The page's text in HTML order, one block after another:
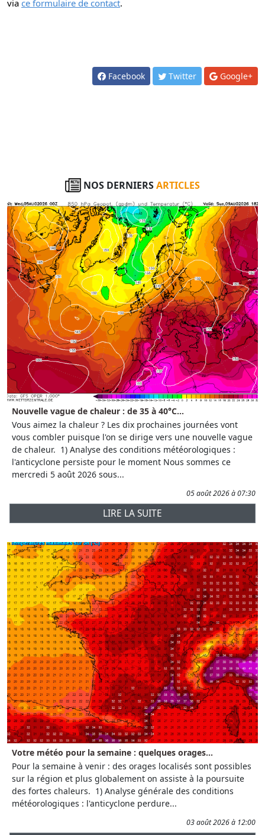
via ce formulaire de contact.
Facebook Twitter Google+
NOS DERNIERSARTICLES
Nouvelle vague de chaleur : de 35 à 40°C...
Vous aimez la chaleur ? Les dix prochaines journées vont
vous combler puisque l'on se dirige vers une nouvelle vague
de chaleur. 1) Analyse des conditions météorologiques :
l'anticyclone persiste pour le moment Nous sommes ce
mercredi 5 août 2026 sous...
05 août 2026 à 07:30
LIRE LA SUITE
Votre météo pour la semaine : quelques orages...
Pour la semaine à venir : des orages localisés sont possibles
sur la région et plus globalement on assiste à la poursuite
des fortes chaleurs. 1) Analyse générale des conditions
météorologiques : l'anticyclone perdure...
03 août 2026 à 12:00